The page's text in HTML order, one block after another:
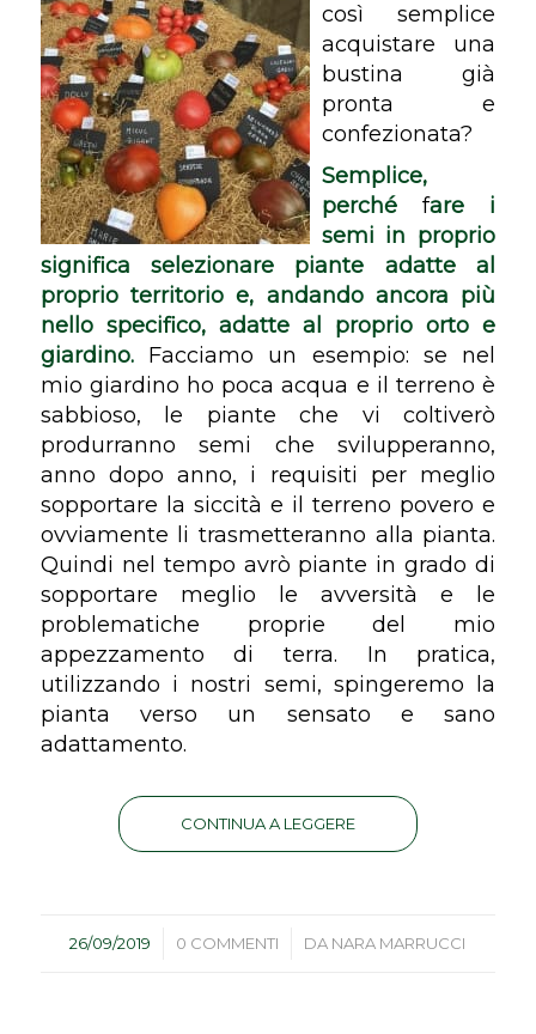
così semplice
acquistare una
bustina già
pronta e
confezionata?
Semplice,
perché fare i
semi in proprio
significa selezionare piante adatte al
proprio territorio e, andando ancora più
nello specifico, adatte al proprio orto e
giardino.Facciamo un esempio: se nel
mio giardino ho poca acqua e il terreno è
sabbioso, le piante che vi coltiverò
produrranno semi che svilupperanno,
anno dopo anno, i requisiti per meglio
sopportare la siccità e il terreno povero e
ovviamente li trasmetteranno alla pianta.
Quindi nel tempo avrò piante in grado di
sopportare meglio le avversità e le
problematiche proprie del mio
appezzamento di terra. In pratica,
utilizzando i nostri semi, spingeremo la
pianta verso un sensato e sano
adattamento.
CONTINUA A LEGGERE
26/09/2019
/ 0 COMMENTI
/ DA NARA MARRUCCI